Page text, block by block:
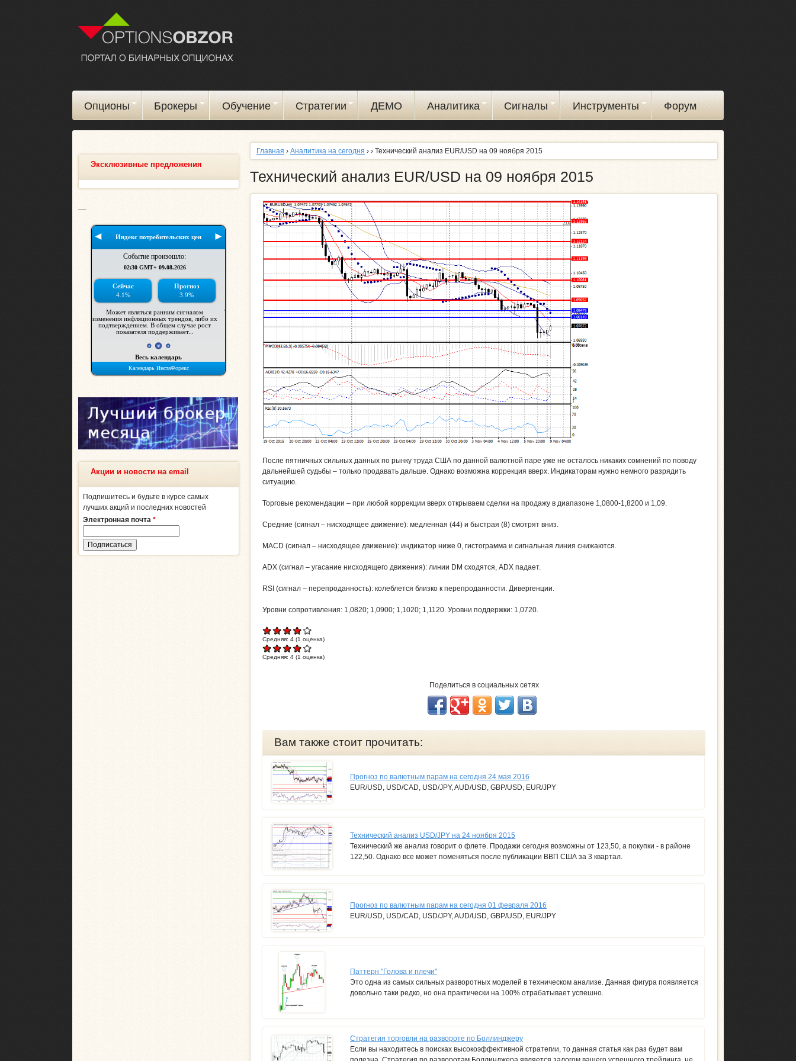
Опционы Брокеры Обучение Стратегии ДЕМО Аналитика Сигналы Инструменты Форум
Главная › Аналитика на сегодня › › Технический анализ EUR/USD на 09 ноября 2015
Технический анализ EUR/USD на 09 ноября 2015
После пятничных сильных данных по рынку труда США по данной валютной паре уже не осталось никаких сомнений по поводу
дальнейшей судьбы – только продавать дальше. Однако возможна коррекция вверх. Индикаторам нужно немного разрядить
ситуацию.
Торговые рекомендации – при любой коррекции вверх открываем сделки на продажу в диапазоне 1,0800-1,8200 и 1,09.
Средние (сигнал – нисходящее движение): медленная (44) и быстрая (8) смотрят вниз.
MACD (сигнал – нисходящее движение): индикатор ниже 0, гистограмма и сигнальная линия снижаются.
ADX (сигнал – угасание нисходящего движения): линии DM сходятся, ADX падает.
RSI (сигнал – перепроданность): колеблется близко к перепроданности. Дивергенции.
Уровни сопротивления: 1,0820; 1,0900; 1,1020; 1,1120. Уровни поддержки: 1,0720.
Средняя: 4 (1 оценка)
Средняя: 4 (1 оценка)
Поделиться в социальных сетях
Вам также стоит прочитать:
Прогноз по валютным парам на сегодня 24 мая 2016
EUR/USD, USD/CAD, USD/JPY, AUD/USD, GBP/USD, EUR/JPY
Технический анализ USD/JPY на 24 ноября 2015
Технический же анализ говорит о флете. Продажи сегодня возможны от 123,50, а покупки - в районе
122,50. Однако все может поменяться после публикации ВВП США за 3 квартал.
Прогноз по валютным парам на сегодня 01 февраля 2016
EUR/USD, USD/CAD, USD/JPY, AUD/USD, GBP/USD, EUR/JPY
Паттерн "Голова и плечи"
Это одна из самых сильных разворотных моделей в техническом анализе. Данная фигура появляется
довольно таки редко, но она практически на 100% отрабатывает успешно.
Стратегия торговли на развороте по Боллинджеру
Если вы находитесь в поисках высокоэффективной стратегии, то данная статья как раз будет вам
Эксклюзивные предложения
Акции и новости на email
Подпишитесь и будьте в курсе самых
лучших акций и последних новостей
Электронная почта *